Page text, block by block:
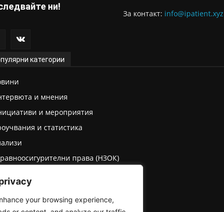
your browsing experience,
ни!
За контaкт: info@ipatient.xyz
категории
и мнения
и мероприятия
и статистика
права (НЗОК)
експертиза (ТЕЛК/НЕЛК)